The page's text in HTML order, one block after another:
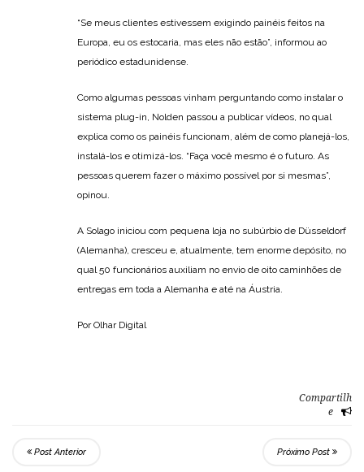
“Se meus clientes estivessem exigindo painéis feitos na
Europa, eu os estocaria, mas eles não estão”, informou ao
periódico estadunidense.
Como algumas pessoas vinham perguntando como instalar o
sistema plug-in, Nolden passou a publicar vídeos, no qual
explica como os painéis funcionam, além de como planejá-los,
instalá-los e otimizá-los. “Faça você mesmo é o futuro. As
pessoas querem fazer o máximo possível por si mesmas”,
opinou.
A Solago iniciou com pequena loja no subúrbio de Düsseldorf
(Alemanha), cresceu e, atualmente, tem enorme depósito, no
qual 50 funcionários auxiliam no envio de oito caminhões de
entregas em toda a Alemanha e até na Áustria.
Por Olhar Digital
Compartilh
e
Post Anterior Próximo Post